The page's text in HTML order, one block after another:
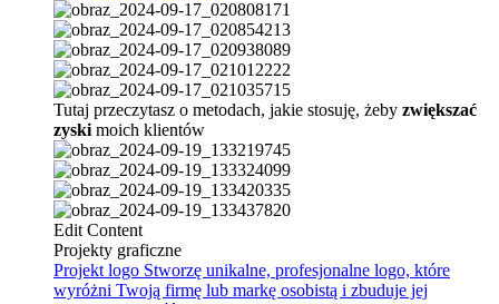
Tutaj przeczytasz o metodach, jakie stosuję, żeby zwiększać
zyski moich klientów
Edit Content
Projekty graficzne
Projekt logo Stworzę unikalne, profesjonalne logo, które
wyróżni Twoją firmę lub markę osobistą i zbuduje jej